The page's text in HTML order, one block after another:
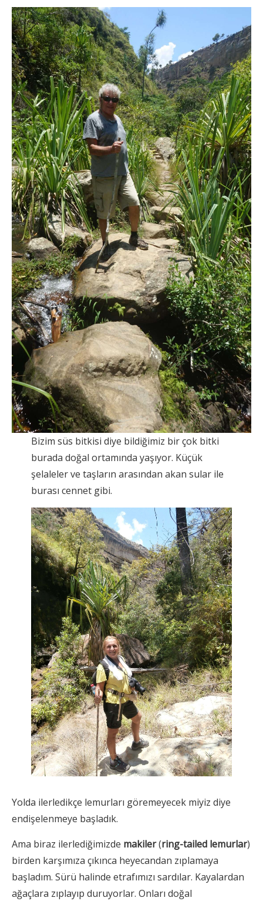
Bizim süs bitkisi diye bildiğimiz bir çok bitki
burada doğal ortamında yaşıyor. Küçük
şelaleler ve taşların arasından akan sular ile
burası cennet gibi.
Yolda ilerledikçe lemurları göremeyecek miyiz diye
endişelenmeye başladık.
Ama biraz ilerlediğimizde makiler(ring-tailed lemurlar)
birden karşımıza çıkınca heyecandan zıplamaya
başladım. Sürü halinde etrafımızı sardılar. Kayalardan
ağaçlara zıplayıp duruyorlar. Onları doğal